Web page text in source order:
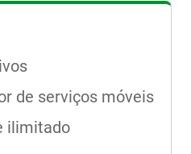
de serviços móveis
ilimitado